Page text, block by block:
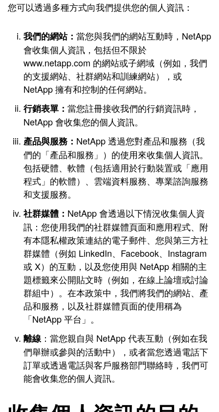
您可以透過多種方式向我們提供您的個人資訊：
我們的網站： 當您與我們的網站互動時，NetApp
會收集個人資訊，包括但不限於
www.netapp.com 的網站或子網域（例如，我們
的支援網站、社群網站和訓練網站），或
NetApp 擁有和控制的任何網站。
行銷表單： 當您註冊接收我們的行銷資訊時，
NetApp 會收集您的個人資訊。
產品與服務： NetApp 透過您對產品和服務（我
們的「產品和服務」）的使用來收集個人資訊。
包括硬體、軟體（包括適用於行動裝置或「應用
程式」的軟體）、雲端資料服務、專業諮詢服務
和支援服務。
社群媒體： NetApp 會透過以下情況收集個人資
訊：您使用我們的社群媒體頁面和應用程式、附
有本隱私權政策連結的電子郵件、您與第三方社
群媒體（例如 LinkedIn、Facebook、Instagram
或 X）的互動，以及您使用與 NetApp 相關的主
題標籤來公開貼文時（例如，在線上論壇或討論
群組中）。在本政策中，我們將我們的網站、產
品和服務，以及社群媒體頁面的使用稱為
「NetApp 平台」。
離線 ：當您親自與 NetApp 代表互動（例如在我
們舉辦或參與的活動中），或者當您透過電話下
訂單或透過電話與客戶服務部門聯絡時，我們可
能會收集您的個人資訊。